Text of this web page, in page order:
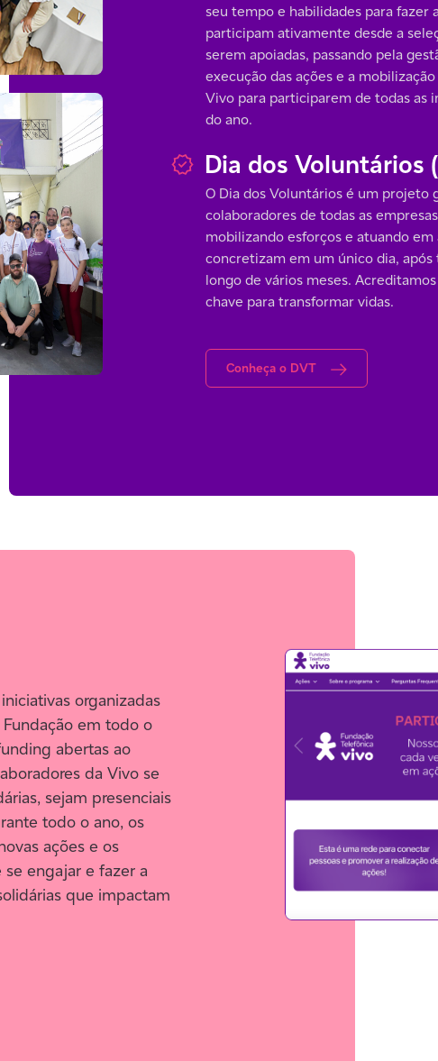
seu tempo e habilidades para fazer
participam ativamente desde a
serem apoiadas, passando pela
execução das ações e a
Vivo para participarem de todas as
do ano.
Dia dos Voluntários
O Dia dos Voluntários é um projeto
colaboradores de todas as
mobilizando esforços e atuando em
concretizam em um único dia,
longo de vários meses.
chave para transformar vidas.
Conheça o DVT
organizadas
em todo o
abertas ao
da Vivo se
sejam presenciais
todo o ano, os
ações e os
engajar e fazer a
que impactam